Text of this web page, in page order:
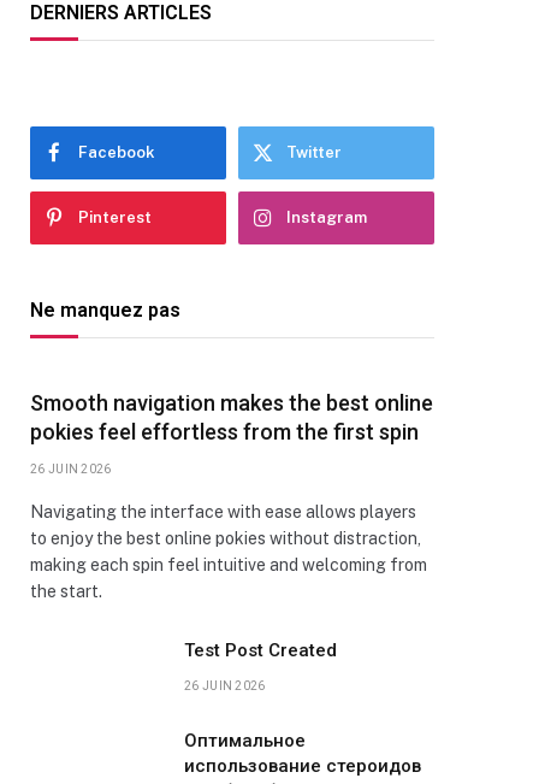
DERNIERS ARTICLES
Facebook Twitter
Pinterest Instagram
Ne manquez pas
Smooth navigation makes the best online
pokies feel effortless from the first spin
26 JUIN 2026
Navigating the interface with ease allows players
to enjoy the best online pokies without distraction,
making each spin feel intuitive and welcoming from
the start.
Test Post Created
26 JUIN 2026
Оптимальное
использование стероидов